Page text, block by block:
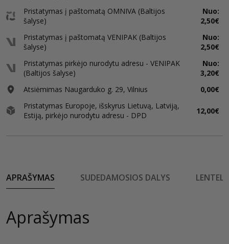
Pristatymas į paštomatą OMNIVA (Baltijos
šalyse)
Nuo:
2,50€
Pristatymas į paštomatą VENIPAK (Baltijos
šalyse)
Nuo:
2,50€
Pristatymas pirkėjo nurodytu adresu - VENIPAK
(Baltijos šalyse)
Nuo:
3,20€
Atsiėmimas Naugarduko g. 29, Vilnius
0,00€
Pristatymas Europoje, išskyrus Lietuvą, Latviją,
Estiją, pirkėjo nurodytu adresu - DPD
12,00€
APRAŠYMAS SUDEDAMOSIOS DALYS LENTELĖ
Aprašymas